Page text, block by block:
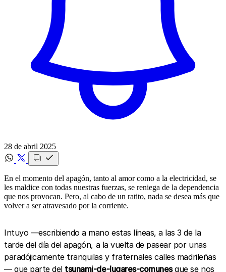
28 de abril 2025
En el momento del apagón, tanto al amor como a la electricidad, se
les maldice con todas nuestras fuerzas, se reniega de la dependencia
que nos provocan. Pero, al cabo de un ratito, nada se desea más que
volver a ser atravesado por la corriente.
Intuyo —escribiendo a mano estas líneas, a las 3 de la
tarde del día del apagón, a la vuelta de pasear por unas
paradójicamente tranquilas y fraternales calles madrileñas
— que parte del tsunami-de-lugares-comunesque se nos